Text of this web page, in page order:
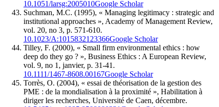
10.1051/larsg:2005010Google Scholar
Suchman, M.C. (1995), « Managing legitimacy : strategic and
institutional approaches », Academy of Management Review,
vol. 20, no 3, p. 571-610.
10.1023/A:1015832123366Google Scholar
Tilley, F. (2000), « Small firm environmental ethics : how
deep do they go ? », Business Ethics : A European Review,
vol. 9, no 1, janvier, p. 31-41.
10.1111/1467-8608.00167Google Scholar
Torrès, O. (2004), « essai de théorisation de la gestion des
PME : de la mondialisation à la proximité », Habilitation à
diriger les recherches, Université de Caen, décembre.